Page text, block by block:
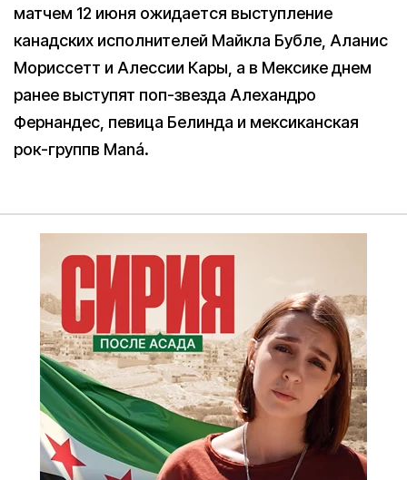
матчем 12 июня ожидается выступление
канадских исполнителей Майкла Бубле, Аланис
Мориссетт и Алессии Кары, а в Мексике днем
ранее выступят поп-звезда Алехандро
Фернандес, певица Белинда и мексиканская
рок-группв Maná.